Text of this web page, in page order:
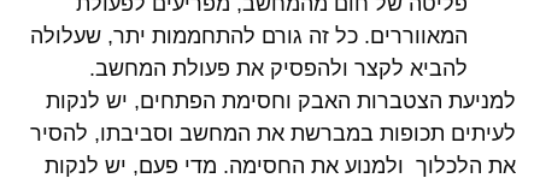
המאווררים. כל זה גורם להתחממות יתר, שעלולה
להביא לקצר ולהפסיק את פעולת המחשב.
למניעת הצטברות האבק וחסימת הפתחים, יש לנקות
לעיתים תכופות במברשת את המחשב וסביבתו, להסיר
את הלכלוך ולמנוע את החסימה. מדי פעם, יש לנקות